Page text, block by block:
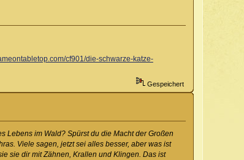
cf901/die-schwarze-katze-
Gespeichert
Lebens im Wald? Spürst du die Macht der Großen
Viele sagen, jetzt sei alles besser, aber was ist
sie dir mit Zähnen, Krallen und Klingen. Das ist